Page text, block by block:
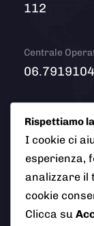
112
Centrale
06.7919104
Email
© 2026 Polizia
Rispettiamo
I cookie ci
esperienza,
analizzare il
cookie
Clicca su